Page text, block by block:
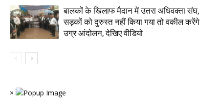
बालकों के खिलाफ मैदान में उतरा अधिवक्ता संघ,
सड़कों को दुरुस्त नहीं किया गया तो वकील करेंगे
उग्र आंदोलन, देखिए वीडियो
×